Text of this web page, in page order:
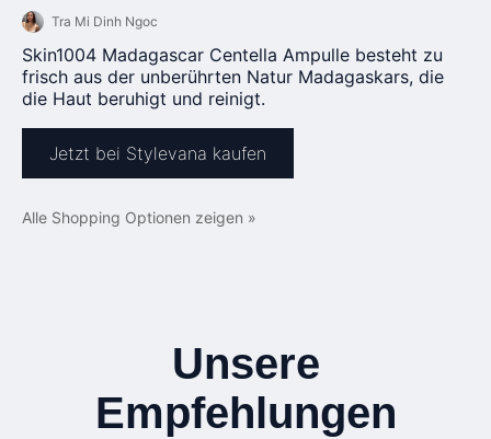
Tra Mi Dinh Ngoc
Skin1004 Madagascar Centella Ampulle besteht zu
frisch aus der unberührten Natur Madagaskars, die
die Haut beruhigt und reinigt.
Jetzt bei Stylevana kaufen
Alle Shopping Optionen zeigen »
Unsere
Empfehlungen